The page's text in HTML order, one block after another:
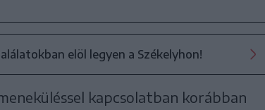
elöl legyen a Székelyhon!
kapcsolatban korábban